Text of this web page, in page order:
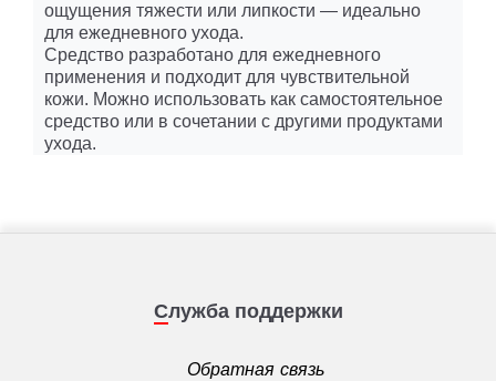
ощущения тяжести или липкости — идеально
для ежедневного ухода.
Средство разработано для ежедневного
применения и подходит для чувствительной
кожи. Можно использовать как самостоятельное
средство или в сочетании с другими продуктами
ухода.
Служба поддержки
Обратная связь